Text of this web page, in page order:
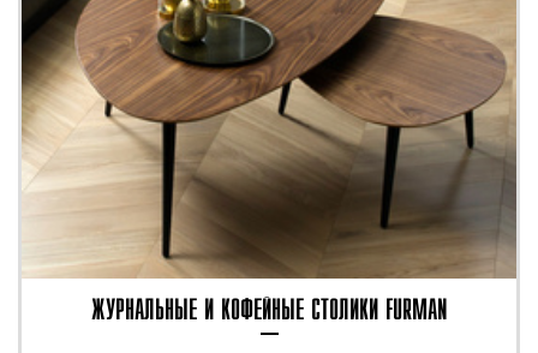
ЖУРНАЛЬНЫЕ И КОФЕЙНЫЕ СТОЛИКИ FURMAN